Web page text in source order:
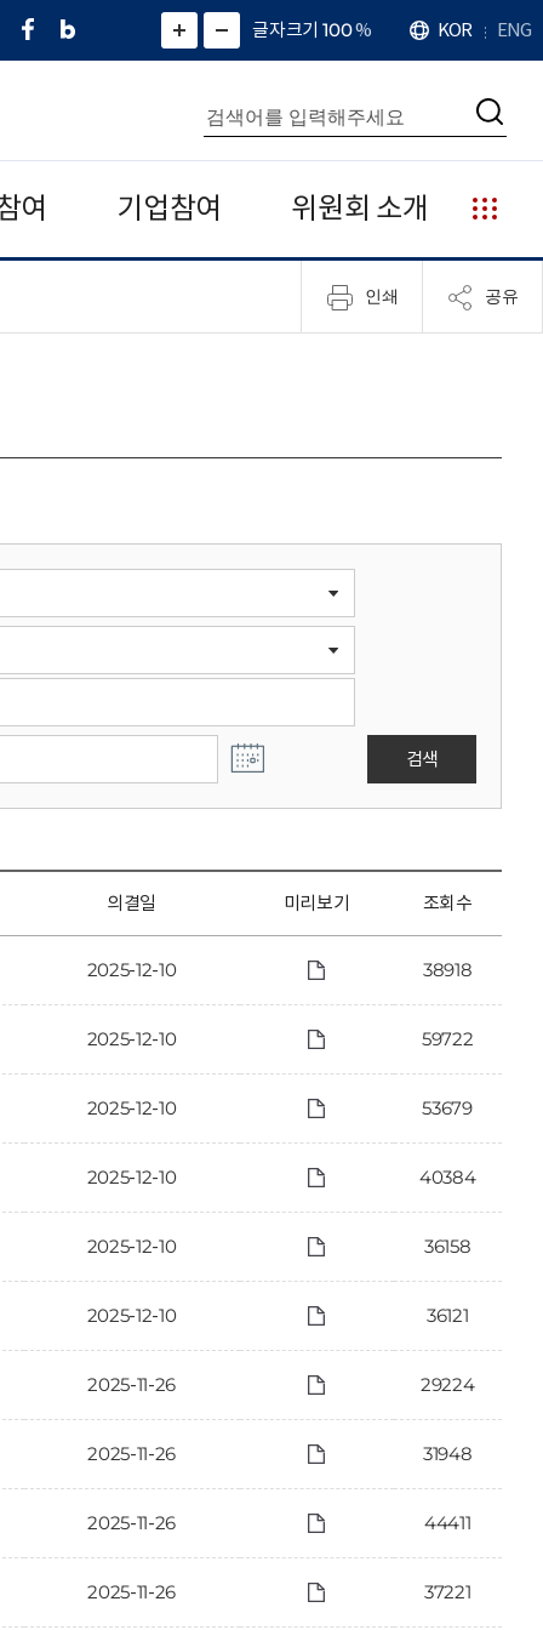
페
네
그
)
화
면
면
소
확
대
치
글자크기 100%
언
어
KOR ENG
통
합
검
색
검
여 기업참여 위원회 소개
누
리
집
안
인쇄 공유
검색
의결일 미리보기 조회수
2025-12-10 38918
2025-12-10 59722
2025-12-10 53679
2025-12-10 40384
2025-12-10 36158
2025-12-10 36121
2025-11-26 29224
2025-11-26 31948
2025-11-26 44411
2025-11-26 37221